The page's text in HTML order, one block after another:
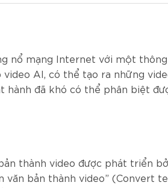
nổ mạng Internet với một
AI, có thể tạo ra những
hành đã khó có thể phân biệt
thành video được phát triển
văn bản thành video” (Convert